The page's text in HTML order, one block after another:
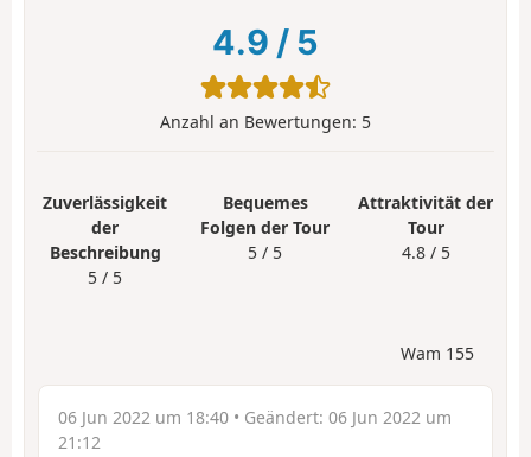
4.9 / 5
Anzahl an Bewertungen: 5
Zuverlässigkeit
der
Beschreibung
5 / 5
Bequemes
Folgen der Tour
5 / 5
Attraktivität der
Tour
4.8 / 5
Wam 155
06 Jun 2022 um 18:40 • Geändert: 06 Jun 2022 um
21:12